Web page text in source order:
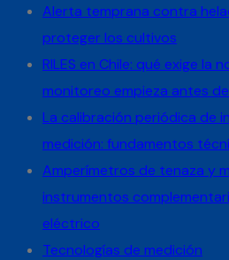
Alerta temprana contra
proteger los cultivos
RILES en Chile: qué exige la
monitoreo empieza antes
La calibración periódica de
medición: fundamentos
Amperímetros de tenaza y
instrumentos
eléctrico
Tecnologías de medición